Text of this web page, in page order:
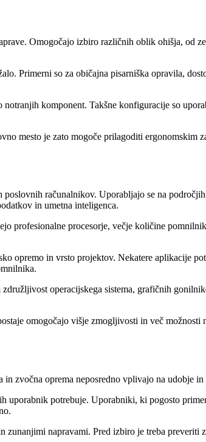
Omogočajo izbiro različnih oblik ohišja, od
Primerni so za običajna pisarniška opravila,
komponent. Takšne konfiguracije so
mesto je zato mogoče prilagoditi ergonomskim
računalnikov. Uporabljajo se na
in umetna inteligenca.
profesionalne procesorje, večje količine
opremo in vrsto projektov. Nekatere aplikacije
operacijskega sistema, grafičnih
omogočajo višje zmogljivosti in več možnosti
zvočna oprema neposredno vplivajo na udobje
potrebuje. Uporabniki, ki pogosto
napravami. Pred izbiro je treba preveriti